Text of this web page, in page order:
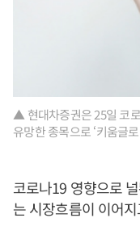
▲ 현대차증권은 25일 코
유망한 종목으로 ‘키움글
코로나19 영향으로
는 시장흐름이 이어